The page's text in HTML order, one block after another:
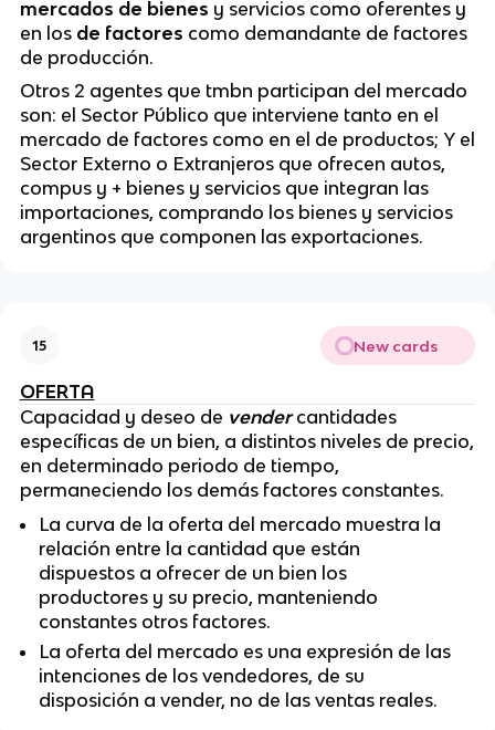
mercados de bienes y servicios como oferentes y
en los de factores como demandante de factores
de producción.
Otros 2 agentes que tmbn participan del mercado
son: el Sector Público que interviene tanto en el
mercado de factores como en el de productos; Y el
Sector Externo o Extranjeros que ofrecen autos,
compus y + bienes y servicios que integran las
importaciones, comprando los bienes y servicios
argentinos que componen las exportaciones.
15 New cards
OFERTA
Capacidad y deseo de vendercantidades
específicas de un bien, a distintos niveles de precio,
en determinado periodo de tiempo,
permaneciendo los demás factores constantes.
La curva de la oferta del mercado muestra la
relación entre la cantidad que están
dispuestos a ofrecer de un bien los
productores y su precio, manteniendo
constantes otros factores.
La oferta del mercado es una expresión de las
intenciones de los vendedores, de su
disposición a vender, no de las ventas reales.